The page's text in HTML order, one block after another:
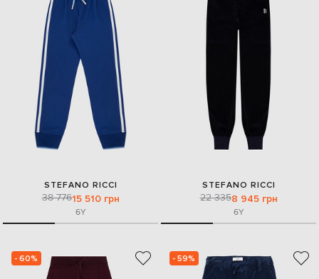
STEFANO RICCI
38 77615 510 грн
6Y
STEFANO RICCI
22 3358 945 грн
6Y
- 60% - 59%